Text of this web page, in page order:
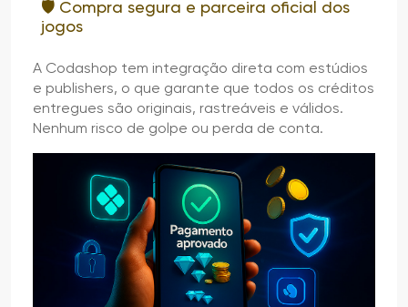
🛡️ Compra segura e parceira oficial dos
jogos
A Codashop tem integração direta com estúdios
e publishers, o que garante que todos os créditos
entregues são originais, rastreáveis e válidos.
Nenhum risco de golpe ou perda de conta.